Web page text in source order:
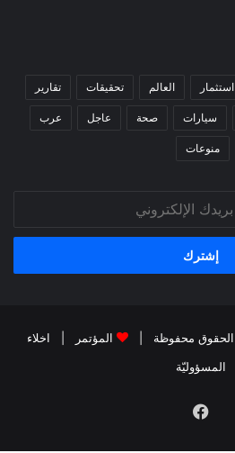
استثمار العالم تحقيقات تقارير
سيارات صحة عاجل عرب
منوعات
المؤتمر
اخلاء
المسؤوليّة
فيسبوك